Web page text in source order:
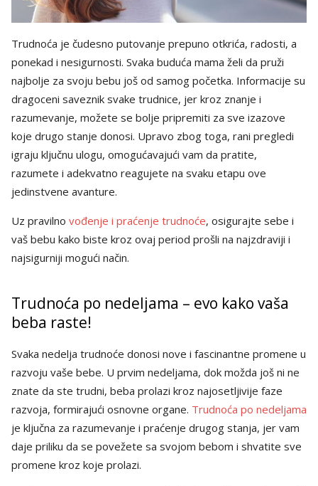
Trudnoća je čudesno putovanje prepuno otkrića, radosti, a
ponekad i nesigurnosti. Svaka buduća mama želi da pruži
najbolje za svoju bebu još od samog početka. Informacije su
dragoceni saveznik svake trudnice, jer kroz znanje i
razumevanje, možete se bolje pripremiti za sve izazove
koje drugo stanje donosi. Upravo zbog toga, rani pregledi
igraju ključnu ulogu, omogućavajući vam da pratite,
razumete i adekvatno reagujete na svaku etapu ove
jedinstvene avanture.
Uz pravilno vođenje i praćenje trudnoće, osigurajte sebe i
vaš bebu kako biste kroz ovaj period prošli na najzdraviji i
najsigurniji mogući način.
Trudnoća po nedeljama – evo kako vaša
beba raste!
Svaka nedelja trudnoće donosi nove i fascinantne promene u
razvoju vaše bebe. U prvim nedeljama, dok možda još ni ne
znate da ste trudni, beba prolazi kroz najosetljivije faze
razvoja, formirajući osnovne organe. Trudnoća po nedeljama
je ključna za razumevanje i praćenje drugog stanja, jer vam
daje priliku da se povežete sa svojom bebom i shvatite sve
promene kroz koje prolazi.